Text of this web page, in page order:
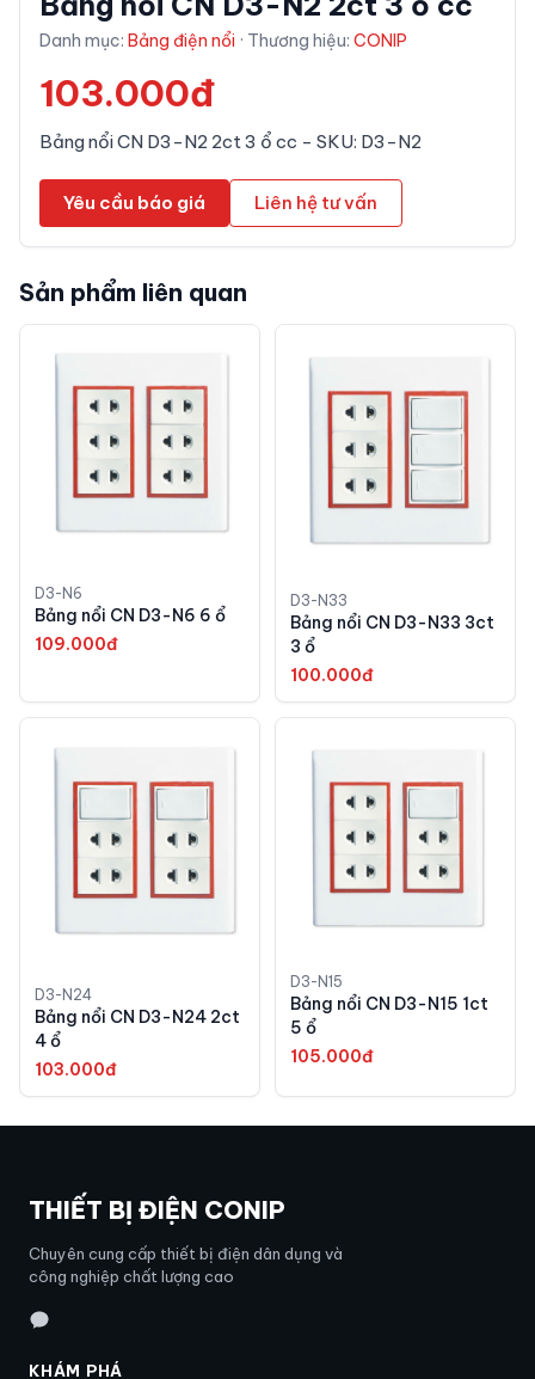
Danh mục: Bảng điện nổi · Thương hiệu: CONIP
103.000đ
Bảng nổi CN D3-N2 2ct 3 ổ cc - SKU: D3-N2
Yêu cầu báo giá Liên hệ tư vấn
Sản phẩm liên quan
D3-N6
Bảng nổi CN D3-N6 6 ổ
109.000đ
D3-N33
Bảng nổi CN D3-N33 3ct
3 ổ
100.000đ
D3-N24
Bảng nổi CN D3-N24 2ct
4 ổ
103.000đ
D3-N15
Bảng nổi CN D3-N15 1ct
5 ổ
105.000đ
THIẾT BỊ ĐIỆN CONIP
Chuyên cung cấp thiết bị điện dân dụng và
công nghiệp chất lượng cao
KHÁM PHÁ